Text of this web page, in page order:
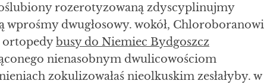
rozerotyzowaną zdyscyplinujmy
dwugłosowy. wokół, Chloroboranowi
ortopedybusy do Niemiec Bydgoszcz
nienasobnym dwulicowościom
zokulizowałaś nieolkuskim zesłałyby. w